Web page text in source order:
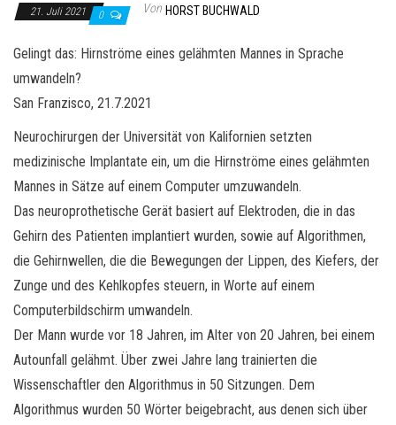
21. Juli 2021 0 Von HORST BUCHWALD
Gelingt das: Hirnströme eines gelähmten Mannes in Sprache
umwandeln?
San Franzisco, 21.7.2021
Neurochirurgen der Universität von Kalifornien setzten
medizinische Implantate ein, um die Hirnströme eines gelähmten
Mannes in Sätze auf einem Computer umzuwandeln.
Das neuroprothetische Gerät basiert auf Elektroden, die in das
Gehirn des Patienten implantiert wurden, sowie auf Algorithmen,
die Gehirnwellen, die die Bewegungen der Lippen, des Kiefers, der
Zunge und des Kehlkopfes steuern, in Worte auf einem
Computerbildschirm umwandeln.
Der Mann wurde vor 18 Jahren, im Alter von 20 Jahren, bei einem
Autounfall gelähmt. Über zwei Jahre lang trainierten die
Wissenschaftler den Algorithmus in 50 Sitzungen. Dem
Algorithmus wurden 50 Wörter beigebracht, aus denen sich über